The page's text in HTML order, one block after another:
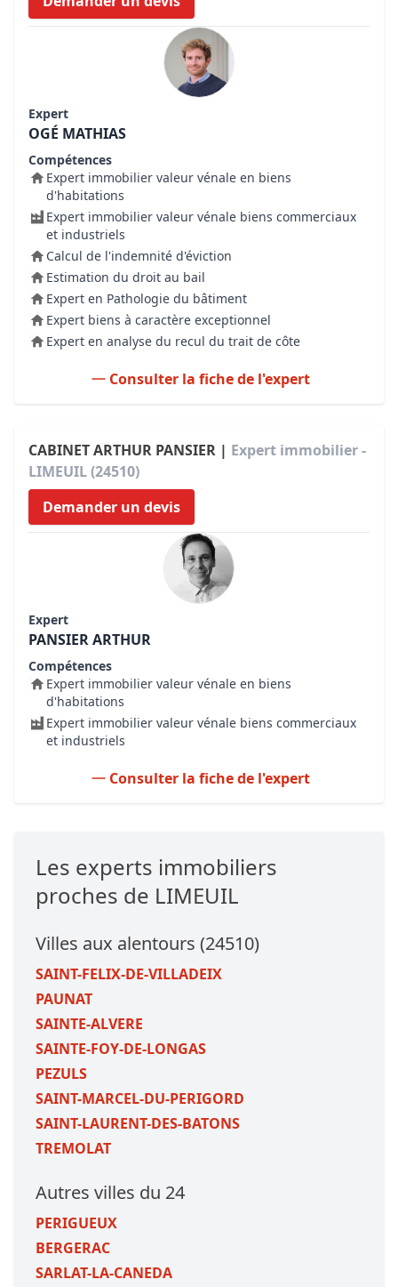
Expert
OGÉ MATHIAS
Compétences
Expert immobilier valeur vénale en biens
d'habitations
Expert immobilier valeur vénale biens commerciaux
et industriels
Calcul de l'indemnité d'éviction
Estimation du droit au bail
Expert en Pathologie du bâtiment
Expert biens à caractère exceptionnel
Expert en analyse du recul du trait de côte
Consulter la fiche de l'expert
CABINET ARTHUR PANSIER | Expert immobilier -
LIMEUIL (24510)
Demander un devis
Expert
PANSIER ARTHUR
Compétences
Expert immobilier valeur vénale en biens
d'habitations
Expert immobilier valeur vénale biens commerciaux
et industriels
Consulter la fiche de l'expert
Les experts immobiliers
proches de LIMEUIL
Villes aux alentours (24510)
SAINT-FELIX-DE-VILLADEIX
PAUNAT
SAINTE-ALVERE
SAINTE-FOY-DE-LONGAS
PEZULS
SAINT-MARCEL-DU-PERIGORD
SAINT-LAURENT-DES-BATONS
TREMOLAT
Autres villes du 24
PERIGUEUX
BERGERAC
SARLAT-LA-CANEDA